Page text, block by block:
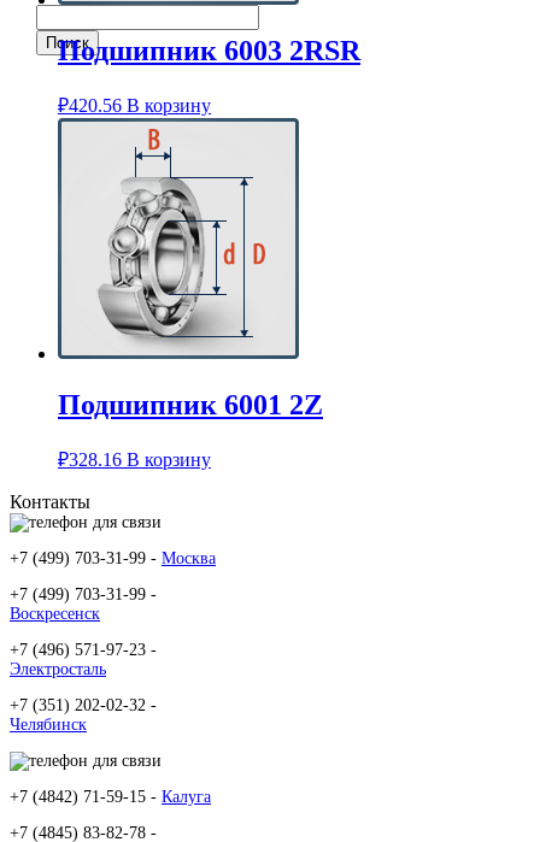
Подшипник 6003 2RSR
₽420.56 В корзину
Подшипник 6001 2Z
₽328.16 В корзину
Контакты
+7 (499) 703-31-99 - Москва
+7 (499) 703-31-99 -
Воскресенск
+7 (496) 571-97-23 -
Электросталь
+7 (351) 202-02-32 -
Челябинск
+7 (4842) 71-59-15 - Калуга
+7 (4845) 83-82-78 -